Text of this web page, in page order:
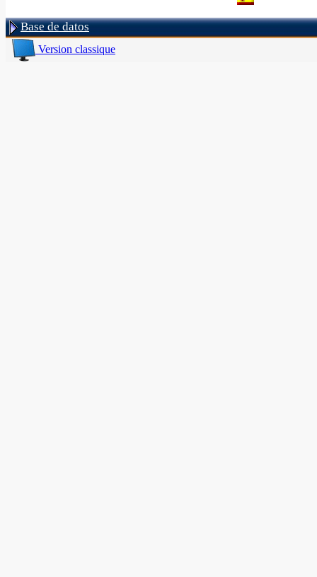
Base de datos
Version classique